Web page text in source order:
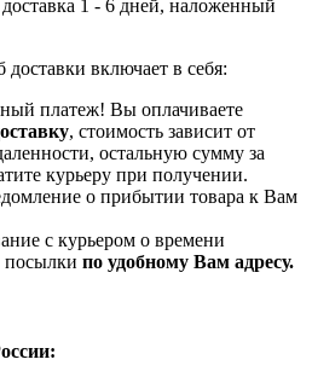
доставка 1 - 6 дней, наложенный
включает в себя:
платеж! Вы оплачиваете
, стоимость зависит от
остальную сумму за
курьеру при получении.
о прибытии товара к Вам
с курьером о времени
посылки по удобному Вам адресу.